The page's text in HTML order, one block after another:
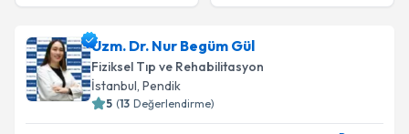
Uzm. Dr. Nur Begüm Gül
Fiziksel Tıp ve Rehabilitasyon
İstanbul, Pendik
5 (13 Değerlendirme)